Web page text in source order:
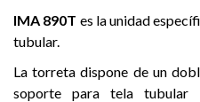
IMA 890T es la unidad
tubular.
La torreta dispone de un
soporte para tela tubular